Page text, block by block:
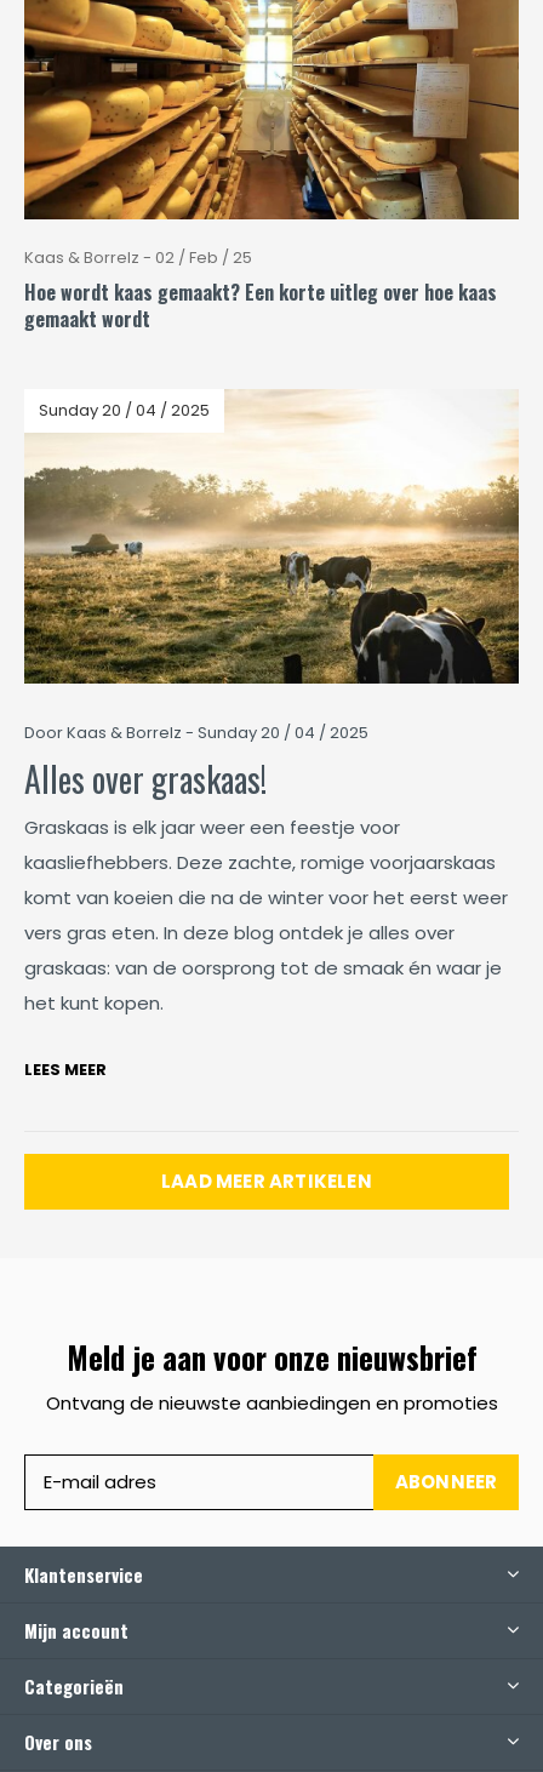
Kaas & Borrelz - 02 / Feb / 25
Hoe wordt kaas gemaakt? Een korte uitleg over hoe kaas
gemaakt wordt
Sunday 20 / 04 / 2025
Door Kaas & Borrelz - Sunday 20 / 04 / 2025
Alles over graskaas!
Graskaas is elk jaar weer een feestje voor
kaasliefhebbers. Deze zachte, romige voorjaarskaas
komt van koeien die na de winter voor het eerst weer
vers gras eten. In deze blog ontdek je alles over
graskaas: van de oorsprong tot de smaak én waar je
het kunt kopen.
LEES MEER
LAAD MEER ARTIKELEN
Meld je aan voor onze nieuwsbrief
Ontvang de nieuwste aanbiedingen en promoties
ABONNEER
Klantenservice
Mijn account
Categorieën
Over ons